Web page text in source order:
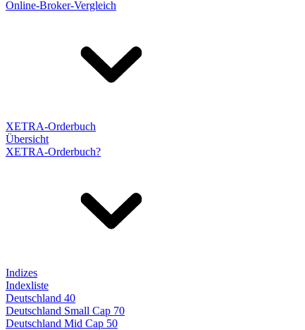
Online-Broker-Vergleich
XETRA-Orderbuch
Übersicht
XETRA-Orderbuch?
Indizes
Indexliste
Deutschland 40
Deutschland Small Cap 70
Deutschland Mid Cap 50